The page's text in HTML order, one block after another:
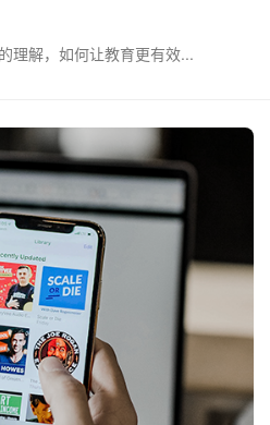
理解，如何让教育更有效...